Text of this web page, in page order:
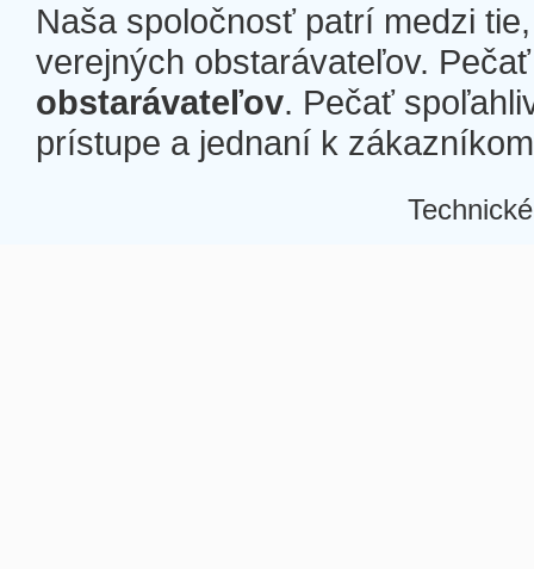
Naša spoločnosť patrí medzi
verejných obstarávateľov.
obstarávateľov. Pečať
prístupe a jednaní k